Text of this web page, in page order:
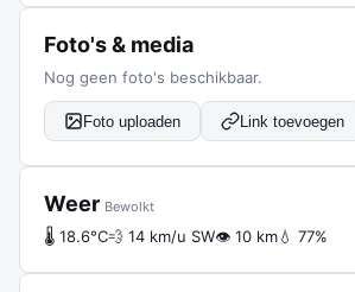
Foto's & media
Nog geen foto's beschikbaar.
Foto uploaden Link toevoegen
Weer Bewolkt
🌡 18.6°C💨 14 km/u SW👁 10 km💧 77%